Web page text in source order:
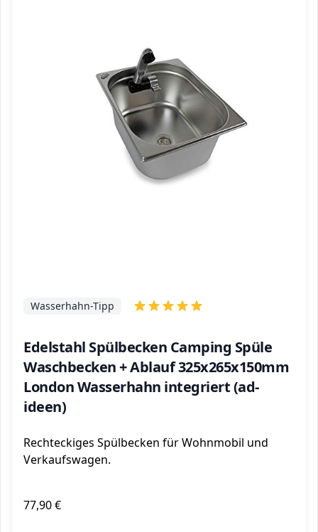
Edelstahl Spülbecken Camping Spüle
Waschbecken + Ablauf 325x265x150mm
London Wasserhahn integriert (ad-
ideen)
Wasserhahn-Tipp
Rechteckiges Spülbecken für Wohnmobil und
Verkaufswagen.
77,90 €